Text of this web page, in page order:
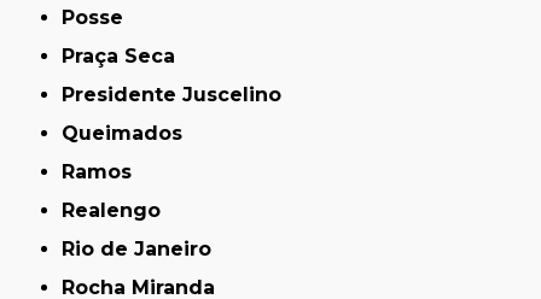
Posse
Praça Seca
Presidente Juscelino
Queimados
Ramos
Realengo
Rio de Janeiro
Rocha Miranda